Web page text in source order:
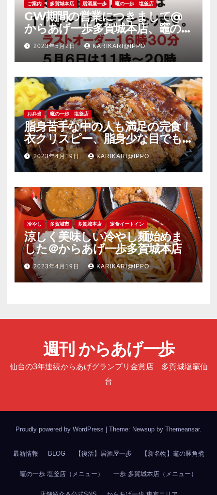
ご案内 多賀城本店 居酒屋一歩 竈の一歩 塩釜店
GW期間の営業につきまして@
からあげ一歩多賀城本店、竈の一
歩塩釜店
2023年5月2日 KARIKARI@IPPO
お弁当 竈の一歩 塩釜店
脂身苦手な中の人も満足の完食！
衣クリスピー、脂身少な目でも
旨い豚肉のソーストンカツ弁当
＠竈の一歩塩釜店
2023年4月19日 KARIKARI@IPPO
冷やし 多賀城市 多賀城本店 定食イートイン
涼しく美味しい冷やし麺始めま
した＠からあげ一歩多賀城本店
2023年4月19日 KARIKARI@IPPO
週刊 からあげ一歩
仙台の3年連続からあげグランプリ金賞店 多賀城塩竈仙
台
Proudly powered by WordPress | Theme: Newsup by Themeansar.
最新情報 BLOG 【復活】居酒屋一歩 【新名物】竈の豚角煮
竈の一歩 塩釜店（メニュー） 一歩 多賀城本店（メニュー）